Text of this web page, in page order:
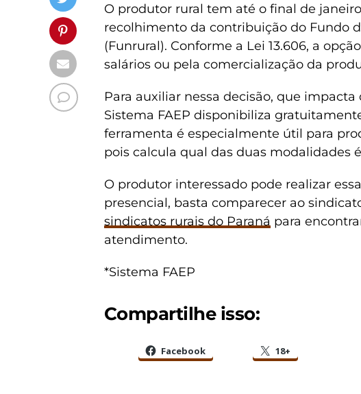
O produtor rural tem até o final de
recolhimento da contribuição do Fundo
(Funrural). Conforme a Lei 13.606, a
salários ou pela comercialização da
Para auxiliar nessa decisão, que
Sistema FAEP disponibiliza
ferramenta é especialmente útil para
pois calcula qual das duas modalidades
O produtor interessado pode realizar
presencial, basta comparecer ao
sindicatos rurais do Paraná para
atendimento.
*Sistema FAEP
Compartilhe isso:
Facebook 18+